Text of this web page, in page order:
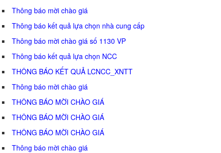
Thông báo mời chào giá
Thông báo kết quả lựa chọn nhà cung cấp
Thông báo mời chào giá số 1130 VP
Thông báo kết quả lựa chọn NCC
THÔNG BÁO KẾT QUẢ LCNCC_XNTT
Thông báo mời chào giá
THÔNG BÁO MỜI CHÀO GIÁ
THÔNG BÁO MỜI CHÀO GIÁ
THÔNG BÁO MỜI CHÀO GIÁ
Thông báo mời chào giá